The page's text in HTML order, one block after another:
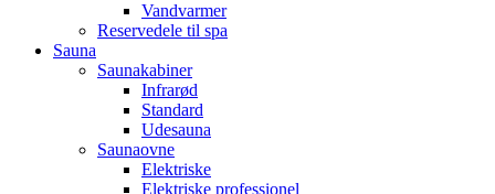
Vandvarmer
Reservedele til spa
Sauna
Saunakabiner
Infrarød
Standard
Udesauna
Saunaovne
Elektriske
Elektriske professionel